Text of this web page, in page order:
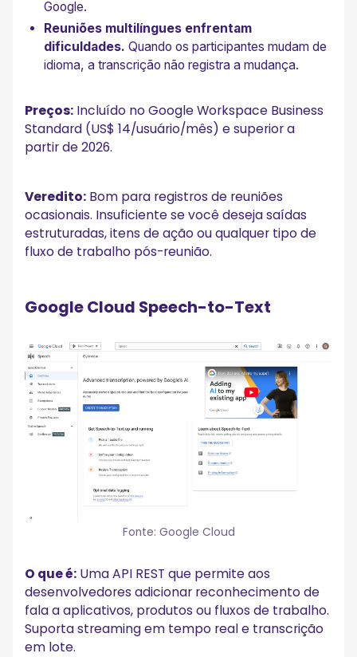
Google.
Reuniões multilíngues enfrentam
dificuldades. Quando os participantes mudam de
idioma, a transcrição não registra a mudança.
Preços: Incluído no Google Workspace Business
Standard (US$ 14/usuário/mês) e superior a
partir de 2026.
Veredito: Bom para registros de reuniões
ocasionais. Insuficiente se você deseja saídas
estruturadas, itens de ação ou qualquer tipo de
fluxo de trabalho pós-reunião.
Google Cloud Speech-to-Text
Fonte: Google Cloud
O que é: Uma API REST que permite aos
desenvolvedores adicionar reconhecimento de
fala a aplicativos, produtos ou fluxos de trabalho.
Suporta streaming em tempo real e transcrição
em lote.